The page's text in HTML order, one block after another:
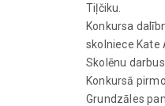
Tiļčiku.
Konkursa
skolniece Kate
Skolēnu
Konkursā
Grundzāles